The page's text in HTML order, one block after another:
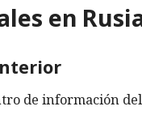
en
de información del